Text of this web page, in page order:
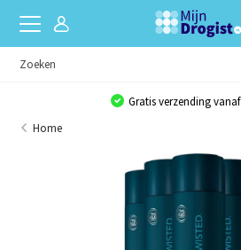
Gratis verzending
Home